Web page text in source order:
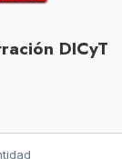
DICyT